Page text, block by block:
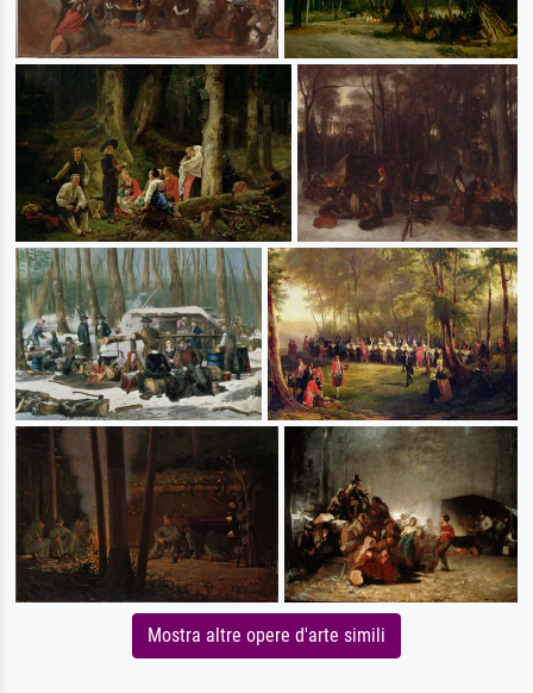
Mostra altre opere d'arte simili